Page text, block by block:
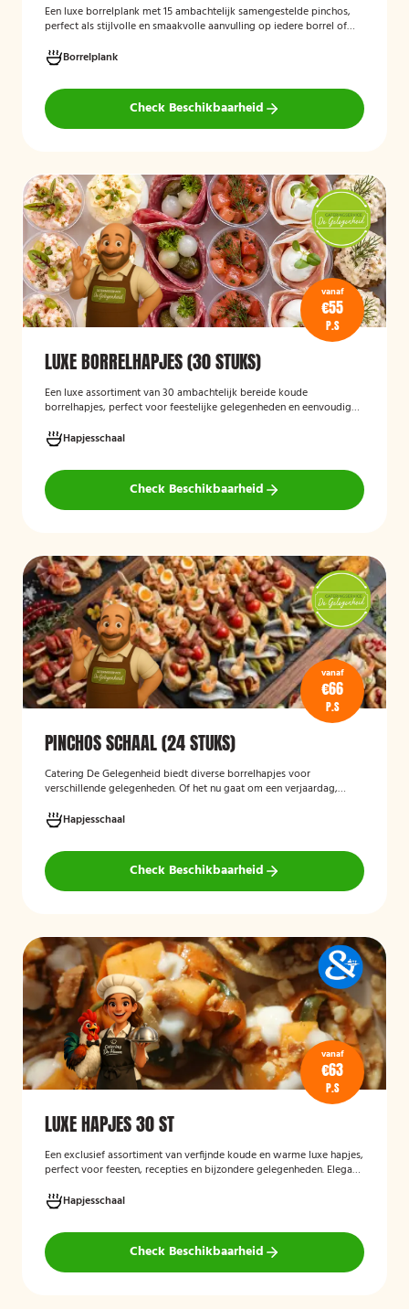
Een luxe borrelplank met 15 ambachtelijk samengestelde pinchos,
perfect als stijlvolle en smaakvolle aanvulling op iedere borrel of
Borrelplank
Check Beschikbaarheid
vanaf
€55
P.S
LUXE BORRELHAPJES (30 STUKS)
Een luxe assortiment van 30 ambachtelijk bereide koude
borrelhapjes, perfect voor feestelijke gelegenheden en eenvoudig
Hapjesschaal
Check Beschikbaarheid
vanaf
€66
P.S
PINCHOS SCHAAL (24 STUKS)
Catering De Gelegenheid biedt diverse borrelhapjes voor
verschillende gelegenheden. Of het nu gaat om een verjaardag,
Hieronder ziet u een selectie uit ons aanbod. De Poncho's schaal is
geschikt voor maximaal 6 personen
Hapjesschaal
Check Beschikbaarheid
vanaf
€63
P.S
LUXE HAPJES 30 ST
Een exclusief assortiment van verfijnde koude en warme luxe hapjes,
perfect voor feesten, recepties en bijzondere gelegenheden. Elegant
garnituren.
Hapjesschaal
Check Beschikbaarheid